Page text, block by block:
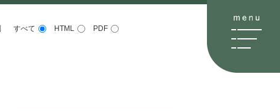
すべて HTML PDF